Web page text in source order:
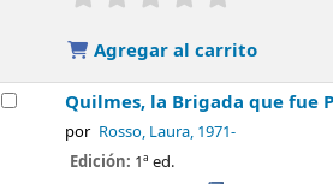
Agregar al carrito
Quilmes, la Brigada que fue
por Rosso, Laura, 1971-
Edición: 1ª ed.